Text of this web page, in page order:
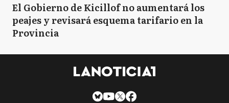
El Gobierno de Kicillof no aumentará los
peajes y revisará esquema tarifario en la
Provincia